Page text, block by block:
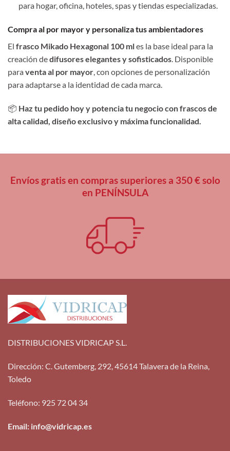
para hogar, oficina, hoteles, spas y tiendas especializadas.
Compra al por mayor y personaliza tus ambientadores
El frasco Mikado Hexagonal 100 mles la base ideal para la
creación dedifusores elegantes y sofisticados. Disponible
paraventa al por mayor, con opciones de personalización
para adaptarse a la identidad de cada marca.
📦 Haz tu pedido hoy y potencia tu negocio con frascos de
alta calidad, diseño exclusivo y máxima funcionalidad.
Envíos gratis en compras superiores a 350 € solo
en PENÍNSULA
DISTRIBUCIONES VIDRICAP S.L.
Dirección: C. Gutemberg, 292, 45614 Talavera de la Reina,
Toledo
Teléfono: 925 72 04 34
Email: info@vidricap.es